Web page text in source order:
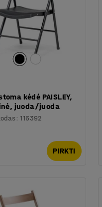
kėdė PAISLEY,
juoda/juoda
:116392
PIRKTI